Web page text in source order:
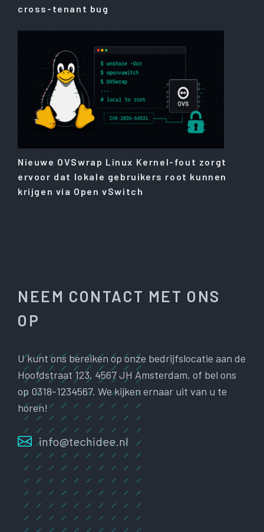
cross-tenant bug
Nieuwe OVSwrap Linux Kernel-fout zorgt
ervoor dat lokale gebruikers root kunnen
krijgen via Open vSwitch
NEEM CONTACT MET ONS
OP
U kunt ons bereiken op onze bedrijfslocatie aan de
Hoofdstraat 123, 4567 JH Amsterdam, of bel ons
op 0318-1234567. We kijken ernaar uit van u te
horen!
info@techidee.nl